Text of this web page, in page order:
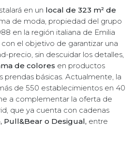
en un local de 323 m² de
de moda, propiedad del grupo
en la región italiana de Emilia
el objetivo de garantizar una
precio, sin descuidar los detalles,
de colores en productos
prendas básicas. Actualmente, la
de 550 establecimientos en 40
a complementar la oferta de
que ya cuenta con cadenas
Pull&Bear o Desigual, entre